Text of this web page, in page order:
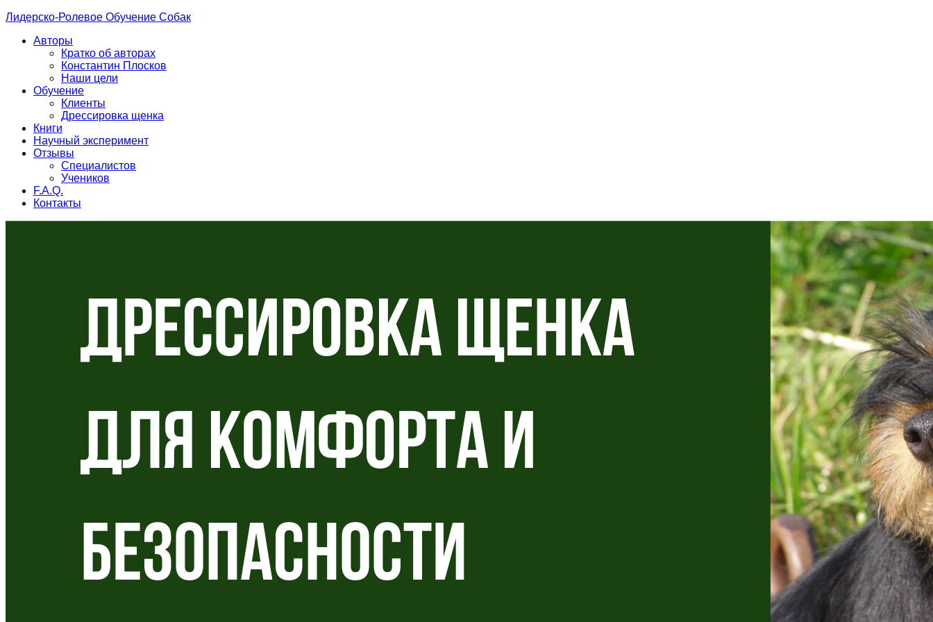
Лидерско-Ролевое Обучение Собак
Авторы
Кратко об авторах
Константин Плосков
Наши цели
Обучение
Клиенты
Дрессировка щенка
Книги
Научный эксперимент
Отзывы
Специалистов
Учеников
F.A.Q.
Контакты